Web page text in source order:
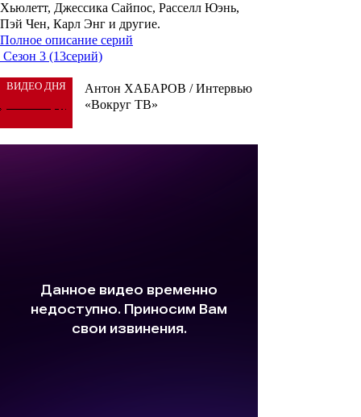
Хьюлетт, Джессика Сайпос, Расселл Юэнь,
Пэй Чен, Карл Энг и другие.
Полное описание серий
Сезон 3 (13серий)
ВИДЕО ДНЯ
Антон ХАБАРОВ / Интервью
«Вокруг ТВ»